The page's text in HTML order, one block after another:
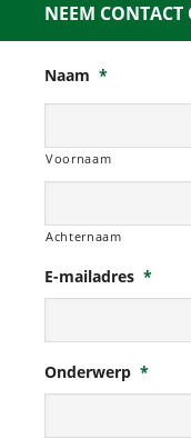
NEEM CONTACT
Naam *
Voornaam
Achternaam
E-mailadres *
Onderwerp *